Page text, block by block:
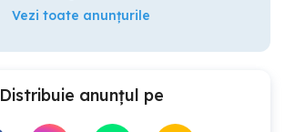
Vezi toate anunțurile
Distribuie anunțul pe